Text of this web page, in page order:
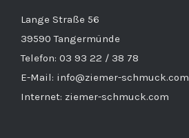
Lange Straße 56
39590 Tangermünde
Telefon: 03 93 22 / 38 78
E-Mail: info@ziemer-schmuck.com
Internet: ziemer-schmuck.com